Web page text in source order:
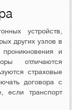
устройств,
других узлов в
проникновения и
отличаются
страховые
договора с
если транспорт